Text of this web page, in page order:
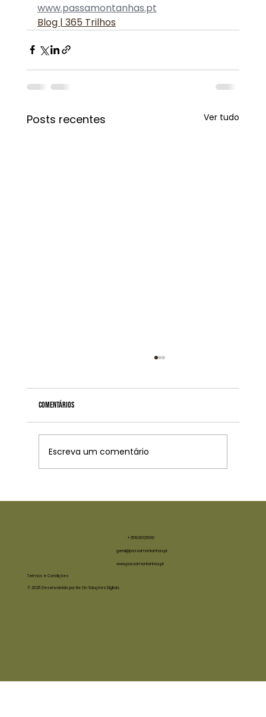
www.passamontanhas.pt
Blog | 365 Trilhos
Posts recentes Ver tudo
O regresso do Caminho de Santiago
Comentários
Escreva um comentário
+351936126910
geral@passamontanhas.pt
www.passamontanhas.pt
Termos e Condições
© 2025 Desenvolvido por Be On Soluções Digitais